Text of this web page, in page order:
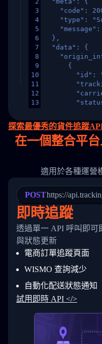
3
4
5
6
7
8
9
10
11
12
13
15
16
17
22
23
24
25
27
28
29
30
31
33
34
"code":
"type":
"message":
  },
  "data": {
      {
"id":
          {
          },
          {
          }
        ]
      }
  }
}
探索最優秀的貨件追蹤
在一個整合平
適用於各種運營
POSThttps://
即時追蹤
透過單一 API 呼叫即可
與狀態更新
電商訂單追蹤頁面
WISMO 查詢減少
自動化配送狀態通知
試用即時 API </>